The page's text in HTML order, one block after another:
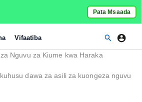
Pata Msaada
Vifaatiba Search
Nguvu za Kiume kwa Haraka
dawa za asili za kuongeza nguvu